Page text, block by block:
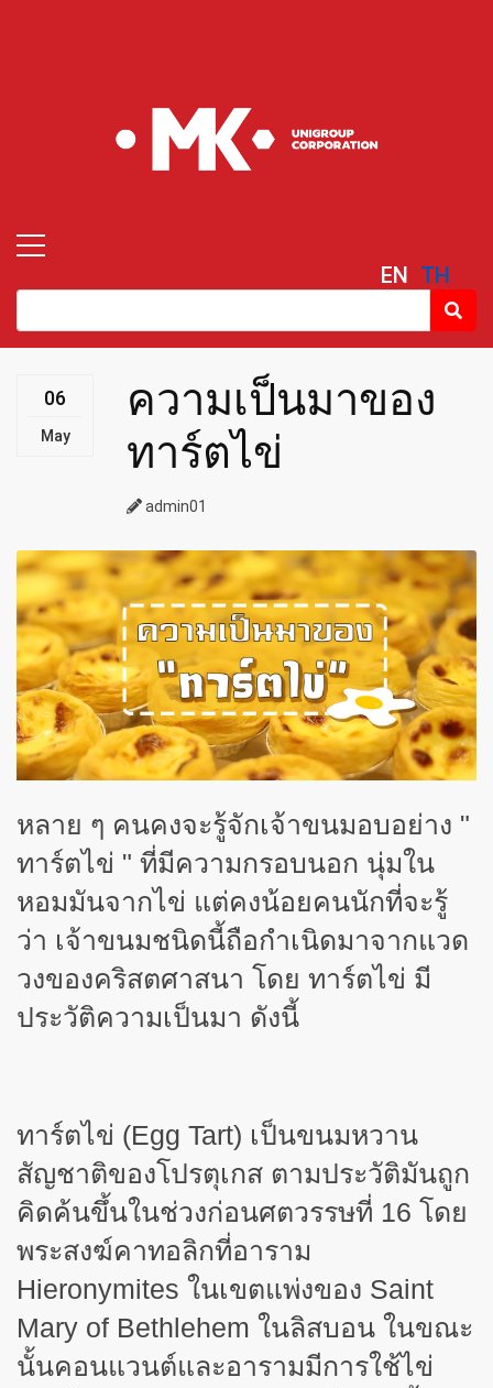
EN TH
06
May
ความเป็นมาของ
ทาร์ตไข่
admin01
หลาย ๆ คนคงจะรู้จักเจ้าขนมอบอย่าง "
ทาร์ตไข่ " ที่มีความกรอบนอก นุ่มใน
หอมมันจากไข่ แต่คงน้อยคนนักที่จะรู้
ว่า เจ้าขนมชนิดนี้ถือกำเนิดมาจากแวด
วงของคริสตศาสนา โดย ทาร์ตไข่ มี
ประวัติความเป็นมา ดังนี้
ทาร์ตไข่ (Egg Tart) เป็นขนมหวาน
สัญชาติของโปรตุเกส ตามประวัติมันถูก
คิดค้นขึ้นในช่วงก่อนศตวรรษที่ 16 โดย
พระสงฆ์คาทอลิกที่อาราม
Hieronymites ในเขตแพ่งของ Saint
Mary of Bethlehem ในลิสบอน ในขณะ
นั้นคอนแวนต์และอารามมีการใช้ไข่